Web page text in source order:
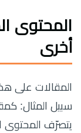
المحتوى
أخرى
المقالات على
سبيل المثال:
يتصرّف المحتوى